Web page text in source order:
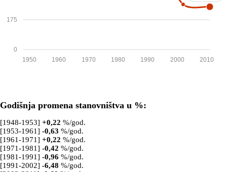
0
175
2010
2000
1990
1980
1970
1960
1950
Godišnja promena stanovništva u %:
[1948-1953] +0,22 %/god.
[1953-1961] -0,63 %/god.
[1961-1971] +0,22 %/god.
[1971-1981] -0,42 %/god.
[1981-1991] -0,96 %/god.
[1991-2002] -6,48 %/god.